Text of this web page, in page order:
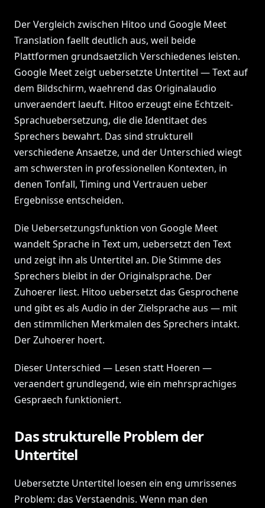
Der Vergleich zwischen Hitoo und Google Meet
Translation faellt deutlich aus, weil beide
Plattformen grundsaetzlich Verschiedenes leisten.
Google Meet zeigt uebersetzte Untertitel — Text auf
dem Bildschirm, waehrend das Originalaudio
unveraendert laeuft. Hitoo erzeugt eine Echtzeit-
Sprachuebersetzung, die die Identitaet des
Sprechers bewahrt. Das sind strukturell
verschiedene Ansaetze, und der Unterschied wiegt
am schwersten in professionellen Kontexten, in
denen Tonfall, Timing und Vertrauen ueber
Ergebnisse entscheiden.
Die Uebersetzungsfunktion von Google Meet
wandelt Sprache in Text um, uebersetzt den Text
und zeigt ihn als Untertitel an. Die Stimme des
Sprechers bleibt in der Originalsprache. Der
Zuhoerer liest. Hitoo uebersetzt das Gesprochene
und gibt es als Audio in der Zielsprache aus — mit
den stimmlichen Merkmalen des Sprechers intakt.
Der Zuhoerer hoert.
Dieser Unterschied — Lesen statt Hoeren —
veraendert grundlegend, wie ein mehrsprachiges
Gespraech funktioniert.
Das strukturelle Problem der
Untertitel
Uebersetzte Untertitel loesen ein eng umrissenes
Problem: das Verstaendnis. Wenn man den